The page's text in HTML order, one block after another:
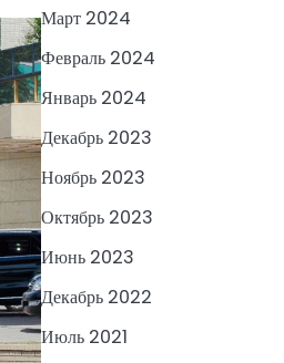
Март 2024
Февраль 2024
Январь 2024
Декабрь 2023
Ноябрь 2023
Октябрь 2023
Июнь 2023
Декабрь 2022
Июль 2021